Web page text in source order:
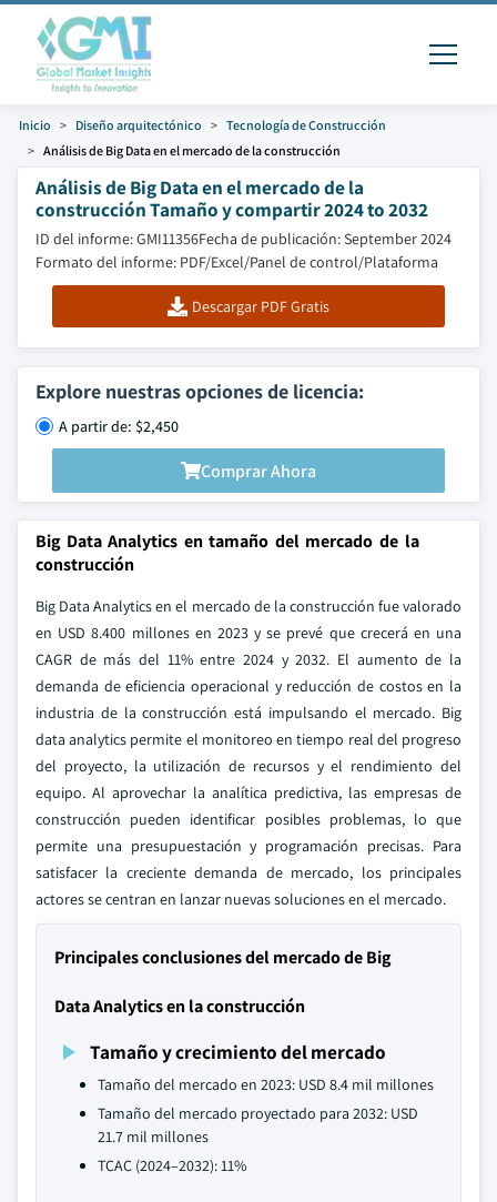
Inicio Diseño arquitectónico
Tecnología de Construcción
Análisis de Big Data en el mercado de la construcción
Análisis de Big Data en el mercado de la
construcción Tamaño y compartir 2024 to 2032
ID del informe: GMI11356Fecha de publicación: September 2024
Formato del informe: PDF/Excel/Panel de control/Plataforma
Descargar PDF Gratis
Explore nuestras opciones de licencia:
A partir de: $2,450
Comprar Ahora
Big Data Analytics en tamaño del mercado de la
construcción
Big Data Analytics en el mercado de la construcción fue valorado
en USD 8.400 millones en 2023 y se prevé que crecerá en una
CAGR de más del 11% entre 2024 y 2032. El aumento de la
demanda de eficiencia operacional y reducción de costos en la
industria de la construcción está impulsando el mercado. Big
data analytics permite el monitoreo en tiempo real del progreso
del proyecto, la utilización de recursos y el rendimiento del
equipo. Al aprovechar la analítica predictiva, las empresas de
construcción pueden identificar posibles problemas, lo que
permite una presupuestación y programación precisas. Para
satisfacer la creciente demanda de mercado, los principales
actores se centran en lanzar nuevas soluciones en el mercado.
Principales conclusiones del mercado de Big
Data Analytics en la construcción
Tamaño y crecimiento del mercado
Tamaño del mercado en 2023: USD 8.4 mil millones
Tamaño del mercado proyectado para 2032: USD
21.7 mil millones
TCAC (2024–2032): 11%